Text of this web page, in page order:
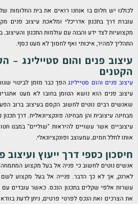
brightness_high ניגודיות בהירה
brightness_low ניגודיות כהה
format_underlined הוסף קו תחתון לקישורים
סמן קישורים
לאפס
את
כל
האפשרויות
cached
לכולנו יש חלום בו אנחנו רואים את בית החלומות
עוברת דרך בתכנון אדריכלי ומלאכת עיצוב פנים
מקצועיות לצד ידע והבנה עם עולמות התכנון והעיצוב.
התהליך למהיר, איכותי ואף לחסוך לא מעט כסף.
עיצוב פנים והום סטיילינג
הקטנים
עיצוב פנים והום סטיילינגהפך כבר מזמן לביטוי
עיצוב פנים הוא נושא הטומן בחובו לא מעט
שאנשים רבים נוטים לחשוב הקסם בעיצוב ברוב
מבחינה עיצובית והן מבחינה פונקציונאלית. דרך
עיצוביים אשר עשויים להיראות "שוליים" במבט
אותו לחלל חמים, עמעוצב ופונקציונאלי.
חיסכון כספי דרך ייעוץ ועיצוב
אנשים נוטים לחשוב כי פניה אל בעל מקצוע המתמחה
לארנק, אך לא כך הדבר. פנייה אל בעל מקצוע לשם
עשרות אלפי שקלים בתכנון הנכס. כאשר עובדים
את הצרכים ואת הנכס לפרטי פרטים, ניתן לדעת